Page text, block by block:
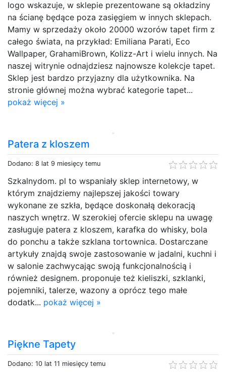
logo wskazuje, w sklepie prezentowane są okładziny
na ścianę będące poza zasięgiem w innych sklepach.
Mamy w sprzedaży około 20000 wzorów tapet firm z
całego świata, na przykład: Emiliana Parati, Eco
Wallpaper, GrahamiBrown, Kolizz-Art i wielu innych. Na
naszej witrynie odnajdziesz najnowsze kolekcje tapet.
Sklep jest bardzo przyjazny dla użytkownika. Na
stronie głównej można wybrać kategorie tapet...
pokaż więcej »
Patera z kloszem
Dodano: 8 lat 9 miesięcy temu
Szkalnydom. pl to wspaniały sklep internetowy, w
którym znajdziemy najlepszej jakości towary
wykonane ze szkła, będące doskonałą dekoracją
naszych wnętrz. W szerokiej ofercie sklepu na uwagę
zasługuje patera z kloszem, karafka do whisky, bola
do ponchu a także szklana tortownica. Dostarczane
artykuły znajdą swoje zastosowanie w jadalni, kuchni i
w salonie zachwycając swoją funkcjonalnością i
również designem. proponuje też kieliszki, szklanki,
pojemniki, talerze, wazony a oprócz tego małe
dodatk... pokaż więcej »
Piękne Tapety
Dodano: 10 lat 11 miesięcy temu